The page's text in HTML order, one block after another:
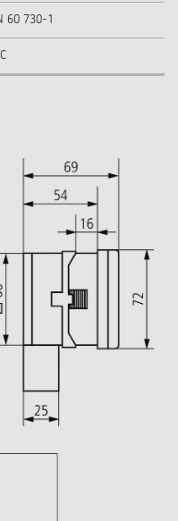
60 730-1